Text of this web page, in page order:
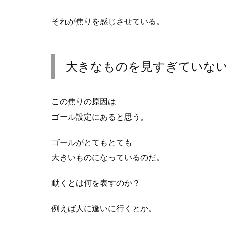
それが焦りを感じさせている。
大きなものを見すぎていな
この焦りの原因は
ゴール設定にあると思う。
ゴールがとてもとても
大きいものになっているのだ。
動くとは何を表すのか？
例えば人に逢いに行くとか。